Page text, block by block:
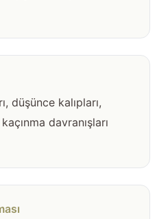
düşünce kalıpları,
davranışları